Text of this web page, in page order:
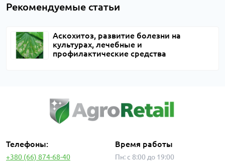
Рекомендуемые статьи
Аскохитоз, развитие болезни на
культурах, лечебные и
профилактические средства
Телефоны:
+380 (66) 874-68-40
Время работы
Пн: с 8:00 до 19:00